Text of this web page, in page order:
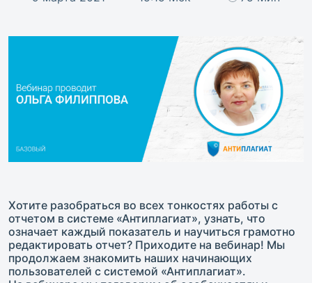
Хотите разобраться во всех тонкостях работы с
отчетом в системе «Антиплагиат», узнать, что
означает каждый показатель и научиться грамотно
редактировать отчет? Приходите на вебинар! Мы
продолжаем знакомить наших начинающих
пользователей с системой «Антиплагиат».